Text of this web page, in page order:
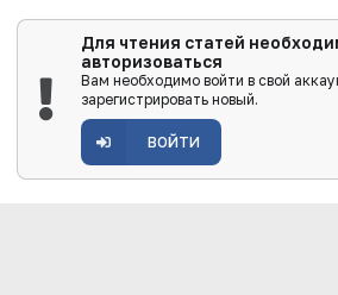
Для чтения статей
авторизоваться
Вам необходимо войти в свой
зарегистрировать новый.
ВОЙТИ